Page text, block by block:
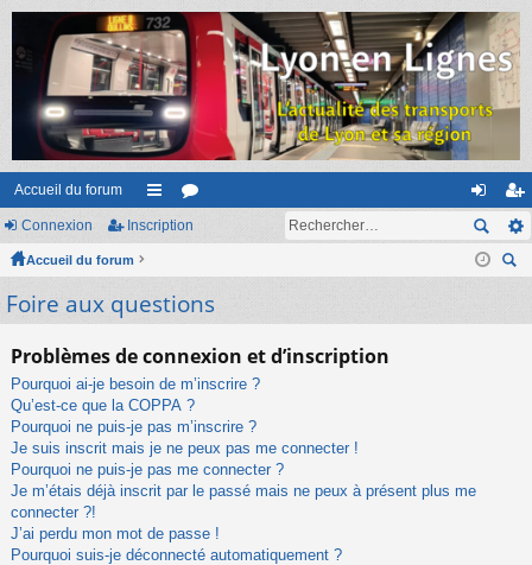
Accueil du forum
ac
ur
s
or
m
on
ne
ns
cri
Connexion Inscription
Accueil du forum
Foire aux questions
Problèmes de connexion et d’inscription
Pourquoi ai-je besoin de m’inscrire ?
Qu’est-ce que la COPPA ?
Pourquoi ne puis-je pas m’inscrire ?
Je suis inscrit mais je ne peux pas me connecter !
Pourquoi ne puis-je pas me connecter ?
Je m’étais déjà inscrit par le passé mais ne peux à présent plus me
connecter ?!
J’ai perdu mon mot de passe !
Pourquoi suis-je déconnecté automatiquement ?